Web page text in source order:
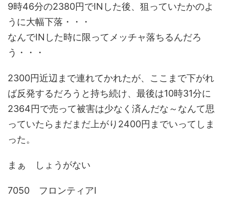
9時46分の2380円でINした後、狙っていたかのよ
うに大幅下落・・・
なんでINした時に限ってメッチャ落ちるんだろ
う・・・
2300円近辺まで連れてかれたが、ここまで下がれ
ば反発するだろうと持ち続け、最後は10時31分に
2364円で売って被害は少なく済んだな～なんて思
っていたらまだまだ上がり2400円までいってしま
った。
まぁ しょうがない
7050 フロンティアI